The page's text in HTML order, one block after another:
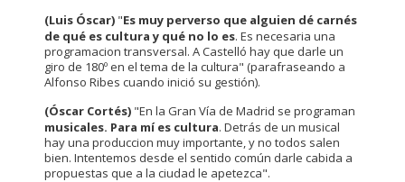
(Luis Óscar) "Es muy perverso que alguien dé carnés
de qué es cultura y qué no lo es. Es necesaria una
programacion transversal. A Castelló hay que darle un
giro de 180º en el tema de la cultura" (parafraseando a
Alfonso Ribes cuando inició su gestión).
(Óscar Cortés) "En la Gran Vía de Madrid se programan
musicales. Para mí es cultura. Detrás de un musical
hay una produccion muy importante, y no todos salen
bien. Intentemos desde el sentido común darle cabida a
propuestas que a la ciudad le apetezca".